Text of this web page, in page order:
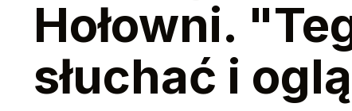
Hołowni.
słuchać i